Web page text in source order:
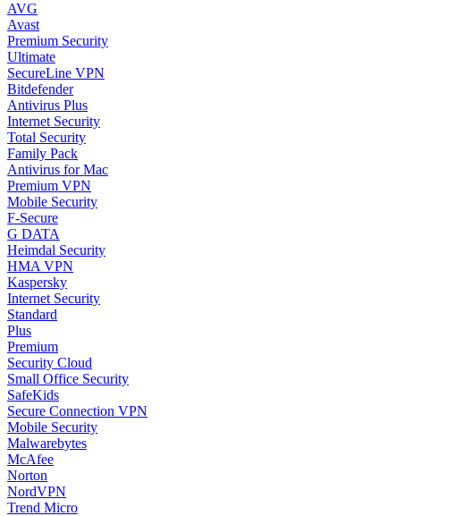
AVG
Avast
Premium Security
Ultimate
SecureLine VPN
Bitdefender
Antivirus Plus
Internet Security
Total Security
Family Pack
Antivirus for Mac
Premium VPN
Mobile Security
F-Secure
G DATA
Heimdal Security
HMA VPN
Kaspersky
Internet Security
Standard
Plus
Premium
Security Cloud
Small Office Security
SafeKids
Secure Connection VPN
Mobile Security
Malwarebytes
McAfee
Norton
NordVPN
Trend Micro